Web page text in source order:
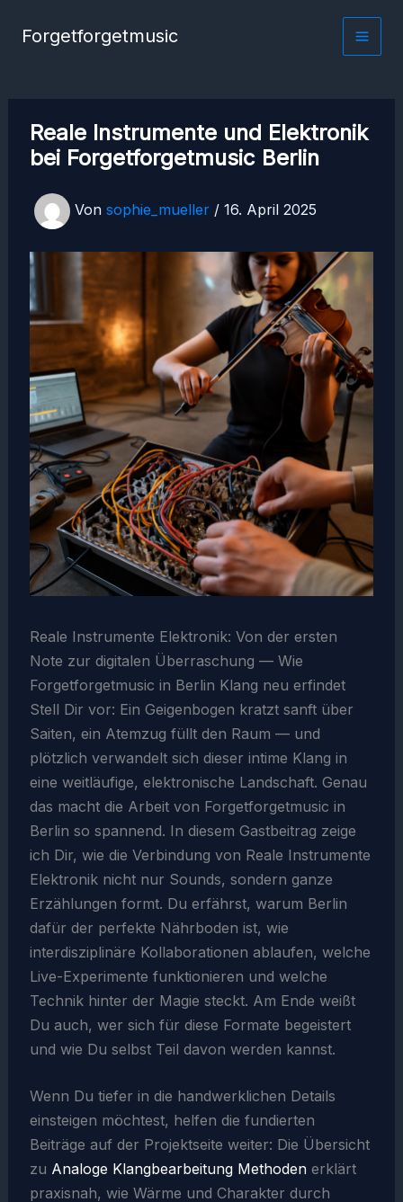
InhaltForgetforgetmusic
Reale Instrumente und Elektronik
bei Forgetforgetmusic Berlin
Von sophie_mueller / 16. April 2025
Reale Instrumente Elektronik: Von der ersten
Note zur digitalen Überraschung — Wie
Forgetforgetmusic in Berlin Klang neu erfindet
Stell Dir vor: Ein Geigenbogen kratzt sanft über
Saiten, ein Atemzug füllt den Raum — und
plötzlich verwandelt sich dieser intime Klang in
eine weitläufige, elektronische Landschaft. Genau
das macht die Arbeit von Forgetforgetmusic in
Berlin so spannend. In diesem Gastbeitrag zeige
ich Dir, wie die Verbindung von Reale Instrumente
Elektronik nicht nur Sounds, sondern ganze
Erzählungen formt. Du erfährst, warum Berlin
dafür der perfekte Nährboden ist, wie
interdisziplinäre Kollaborationen ablaufen, welche
Live-Experimente funktionieren und welche
Technik hinter der Magie steckt. Am Ende weißt
Du auch, wer sich für diese Formate begeistert
und wie Du selbst Teil davon werden kannst.
Wenn Du tiefer in die handwerklichen Details
einsteigen möchtest, helfen die fundierten
Beiträge auf der Projektseite weiter: Die Übersicht
zu Analoge Klangbearbeitung Methodenerklärt
praxisnah, wie Wärme und Charakter durch